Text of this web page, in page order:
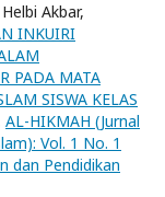
Akbar,
INKUIRI
PADA MATA
SISWA KELAS
AL-HIKMAH (Jurnal
Vol. 1 No. 1
dan Pendidikan